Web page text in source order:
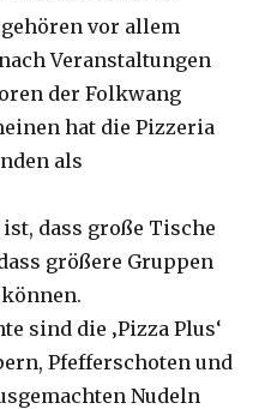
vor allem
Veranstaltungen
der Folkwang
hat die Pizzeria
als
dass große Tische
größere Gruppen
sind die ‚Pizza Plus‘
Pfefferschoten und
Nudeln